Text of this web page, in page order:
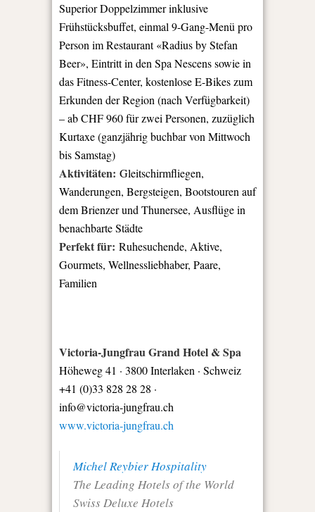
Superior Doppelzimmer inklusive
Frühstücksbuffet, einmal 9-Gang-Menü pro
Person im Restaurant «Radius by Stefan
Beer», Eintritt in den Spa Nescens sowie in
das Fitness-Center, kostenlose E-Bikes zum
Erkunden der Region (nach Verfügbarkeit)
– ab CHF 960 für zwei Personen, zuzüglich
Kurtaxe (ganzjährig buchbar von Mittwoch
bis Samstag)
Aktivitäten: Gleitschirmfliegen,
Wanderungen, Bergsteigen, Bootstouren auf
dem Brienzer und Thunersee, Ausflüge in
benachbarte Städte
Perfekt für: Ruhesuchende, Aktive,
Gourmets, Wellnessliebhaber, Paare,
Familien
Victoria-Jungfrau Grand Hotel & Spa
Höheweg 41 · 3800 Interlaken · Schweiz
+41 (0)33 828 28 28 ·
info@victoria-jungfrau.ch
www.victoria-jungfrau.ch
Michel Reybier Hospitality
The Leading Hotels of the World
Swiss Deluxe Hotels